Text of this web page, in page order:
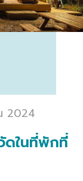
2024
ดในที่พักที่